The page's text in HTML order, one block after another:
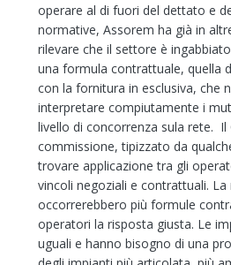
operare al di fuori del dettato e
normative, Assorem ha già in
rilevare che il settore è
una formula contrattuale, quella
con la fornitura in esclusiva, che
interpretare compiutamente i
livello di concorrenza sula rete.
commissione, tipizzato da
trovare applicazione tra gli
vincoli negoziali e contrattuali.
occorrerebbero più formule
operatori la risposta giusta. Le
uguali e hanno bisogno di una